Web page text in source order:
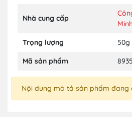
Nhà cung cấp
Trọng lượng 50g
Mã sản phẩm
Nội dung mô tả sản phẩm đang